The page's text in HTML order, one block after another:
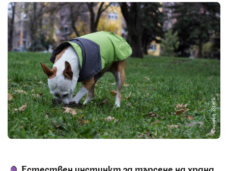
Снимка: iStock
Естествен инстинкт за търсене на храна